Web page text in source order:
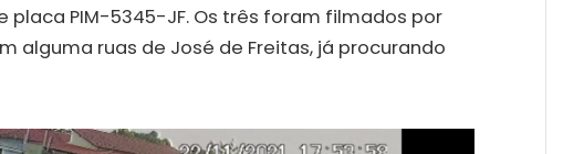
placa PIM-5345-JF. Os três foram filmados por
alguma ruas de José de Freitas, já procurando